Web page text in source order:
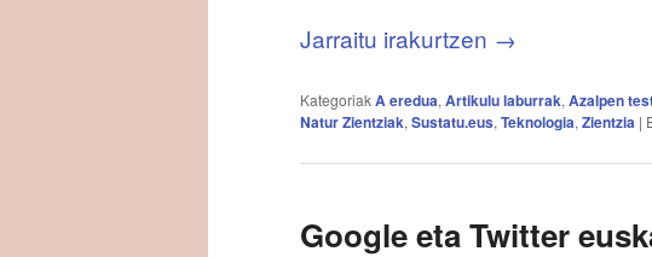
Jarraitu irakurtzen →
KategoriakA eredua, Artikulu laburrak, Azalpen
Natur Zientziak, Sustatu.eus, Teknologia, Zientzia |
Google eta Twitter